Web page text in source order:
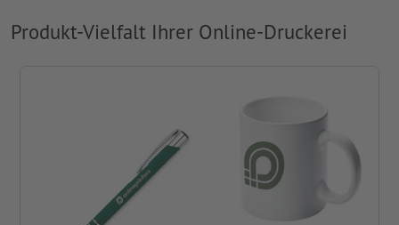
Produkt-Vielfalt Ihrer Online-Druckerei